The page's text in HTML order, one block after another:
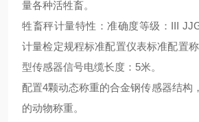
量各种活牲畜。
牲畜秤计量特性：准确度等级：III
计量检定规程标准配置仪表标准配置
型传感器信号电缆长度：5米。
配置4颗动态称重的合金钢传感器结构
的动物称重。